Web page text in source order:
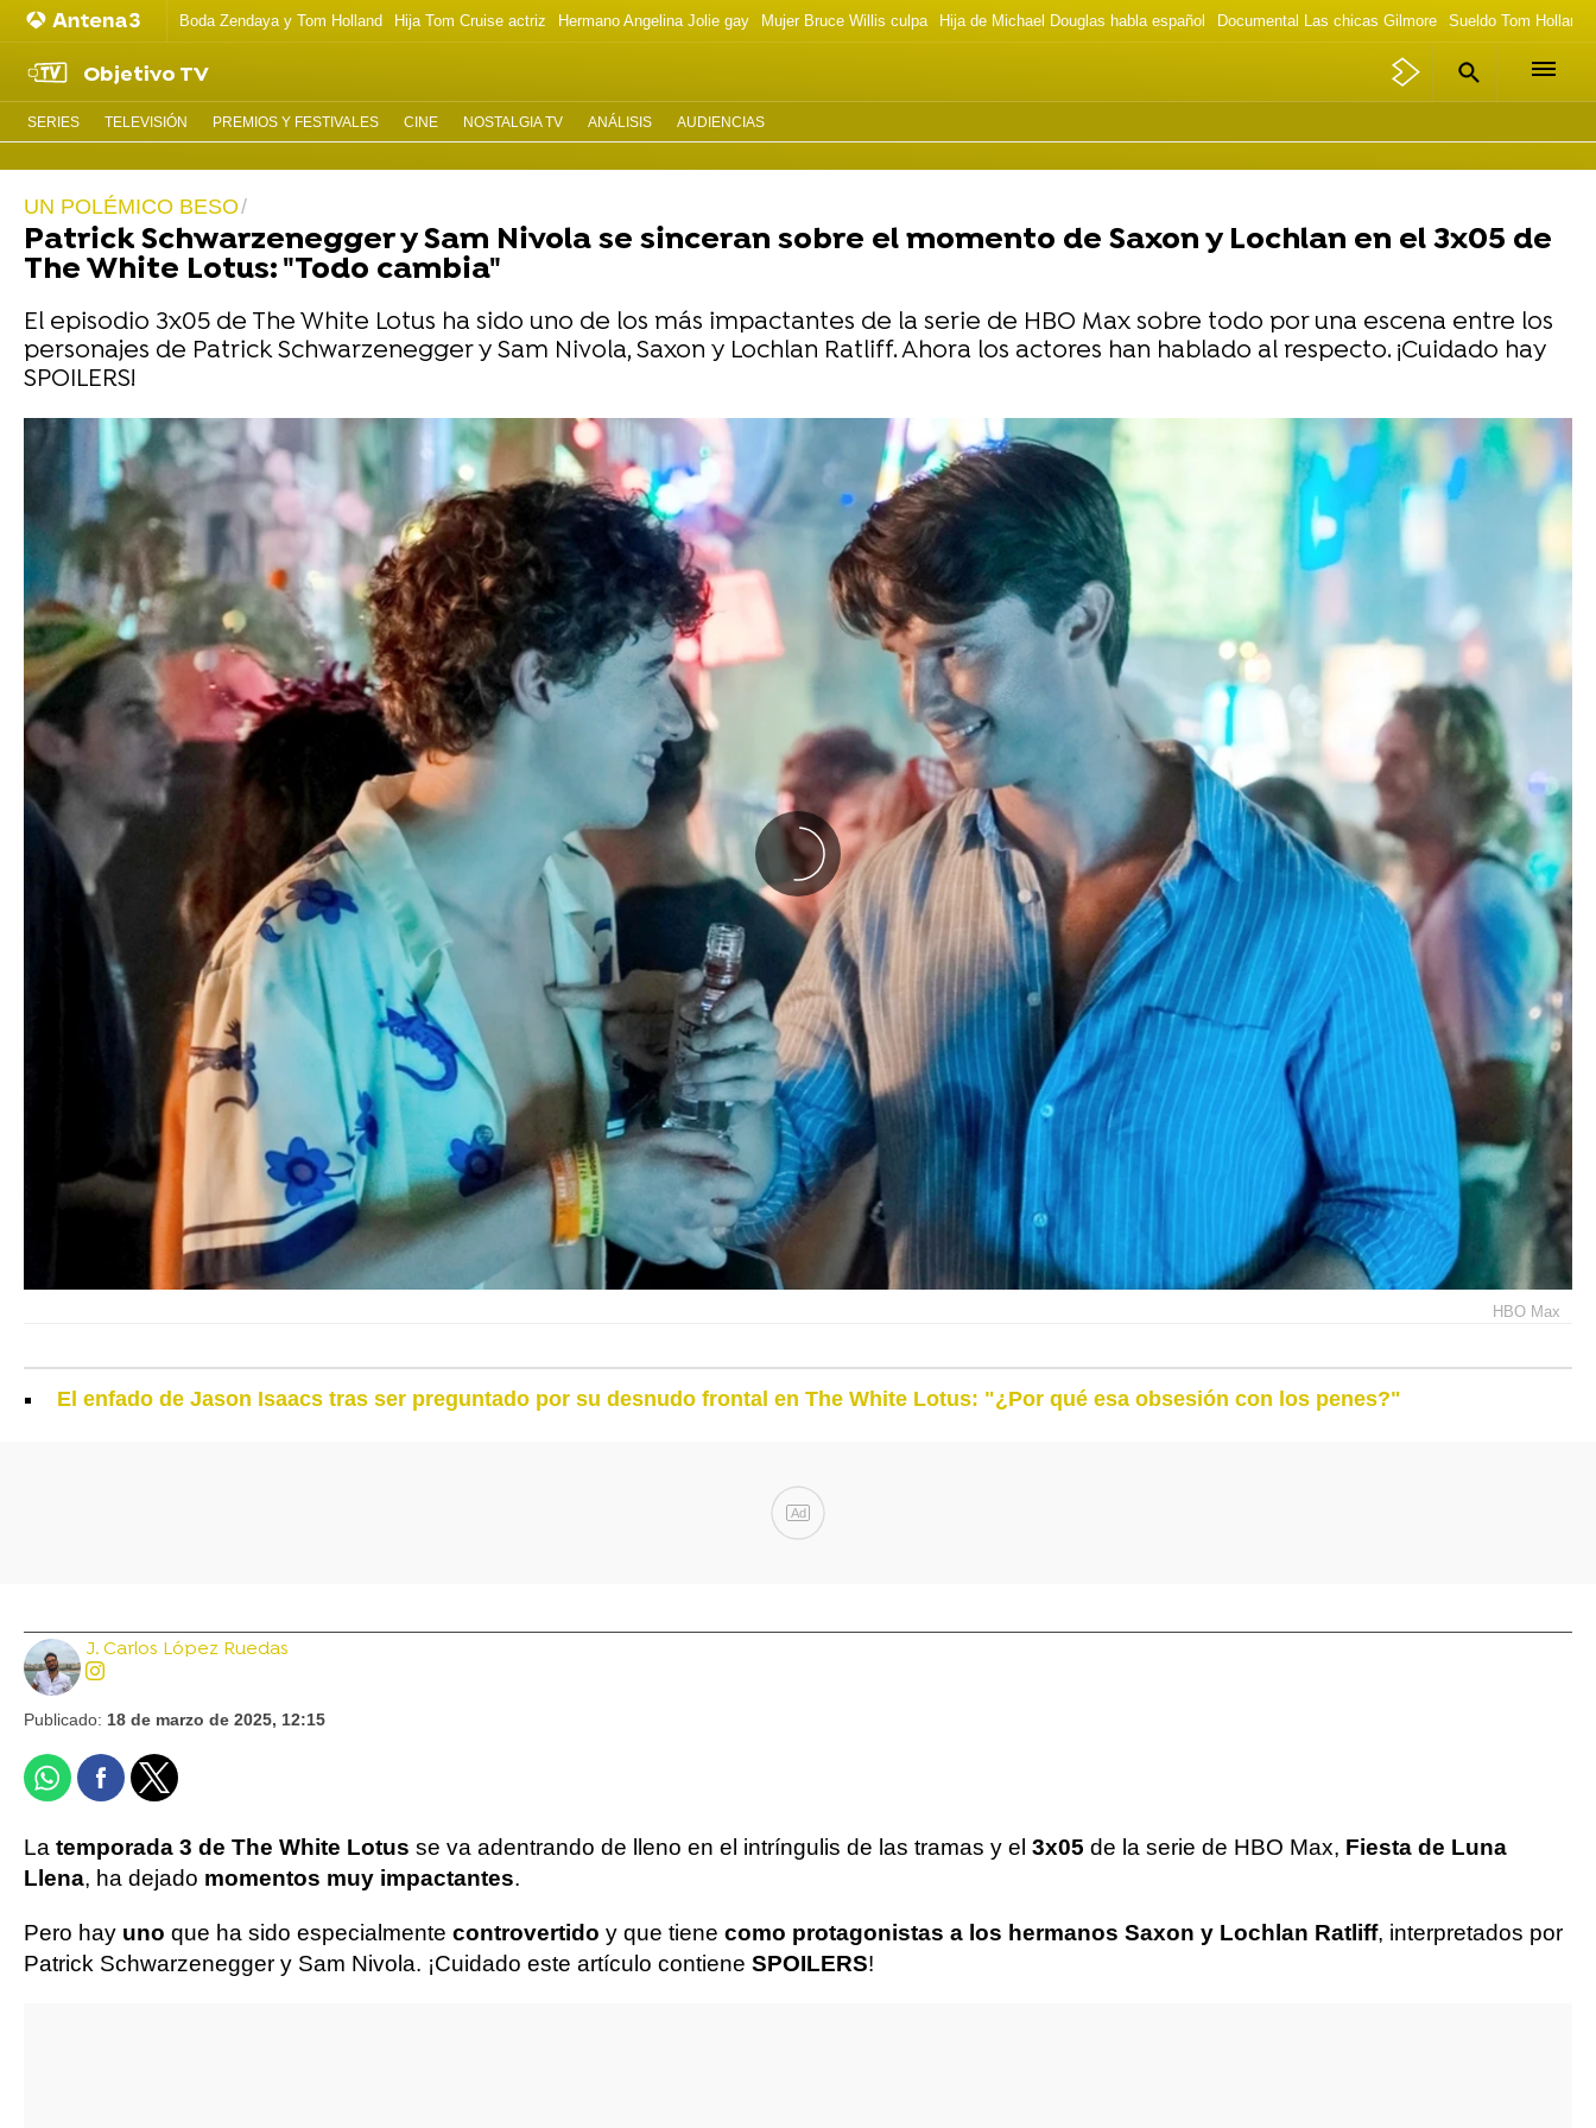
Boda Zendaya y Tom Holland Hija Tom Cruise actriz Hermano Angelina Jolie gay Mujer Bruce Willis culpa Hija de Michael Douglas habla español Documental Las chicas Gilmore Sueldo Tom Holland
Objetivo TV
SERIES TELEVISIÓN PREMIOS Y FESTIVALES CINE NOSTALGIA TV ANÁLISIS AUDIENCIAS
UN POLÉMICO BESO
Patrick Schwarzenegger y Sam Nivola se sinceran sobre el momento de Saxon y Lochlan en el 3x05 de
The White Lotus: "Todo cambia"
El episodio 3x05 de The White Lotus ha sido uno de los más impactantes de la serie de HBO Max sobre todo por una escena entre los
personajes de Patrick Schwarzenegger y Sam Nivola, Saxon y Lochlan Ratliff. Ahora los actores han hablado al respecto. ¡Cuidado hay
SPOILERS!
HBO Max
El enfado de Jason Isaacs tras ser preguntado por su desnudo frontal en The White Lotus: "¿Por qué esa obsesión con los penes?"
Ad
J. Carlos López Ruedas
Publicado: 18 de marzo de 2025, 12:15
La temporada 3 de The White Lotus se va adentrando de lleno en el intríngulis de las tramas y el 3x05 de la serie de HBO Max, Fiesta de Luna
Llena, ha dejado momentos muy impactantes.
Pero hay uno que ha sido especialmente controvertido y que tiene como protagonistas a los hermanos Saxon y Lochlan Ratliff, interpretados por
Patrick Schwarzenegger y Sam Nivola. ¡Cuidado este artículo contiene SPOILERS!